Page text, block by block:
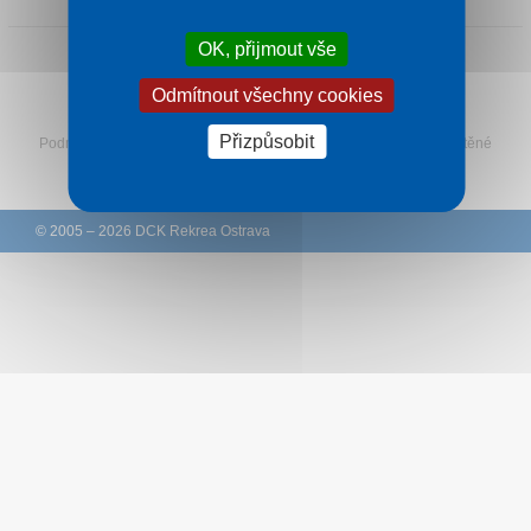
Sledujte Rekreu na Facebooku
Podmínky Ochrana osobních údajů zákazníků
Tištěné
© 2005 – 2026 DCK Rekrea Ostrava
OK, přijmout vše
Odmítnout všechny cookies
Přizpůsobit